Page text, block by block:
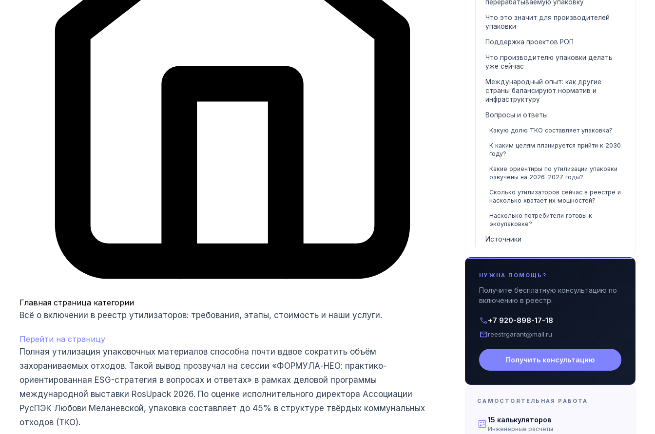
Главная страница категории
Всё о включении в реестр утилизаторов: требования, этапы, стоимость и наши услуги.
Перейти на страницу
Полная утилизация упаковочных материалов способна почти вдвое сократить объём
захораниваемых отходов. Такой вывод прозвучал на сессии «ФОРМУЛА-НЕО: практико-
ориентированная ESG-стратегия в вопросах и ответах» в рамках деловой программы
международной выставки RosUpack 2026. По оценке исполнительного директора Ассоциации
РусПЭК Любови Меланевской, упаковка составляет до 45% в структуре твёрдых коммунальных
отходов (ТКО).
перерабатываемую упаковку
Что это значит для производителей
упаковки
Поддержка проектов РОП
Что производителю упаковки делать
уже сейчас
Международный опыт: как другие
страны балансируют норматив и
инфраструктуру
Вопросы и ответы
Какую долю ТКО составляет упаковка?
К каким целям планируется прийти к 2030
году?
Какие ориентиры по утилизации упаковки
озвучены на 2026-2027 годы?
Сколько утилизаторов сейчас в реестре и
насколько хватает их мощностей?
Насколько потребители готовы к
экоупаковке?
Источники
НУЖНА ПОМОЩЬ?
Получите бесплатную консультацию по
включению в реестр.
call+7 920-898-17-18
mailreestrgarant@mail.ru
Получить консультацию
САМОСТОЯТЕЛЬНАЯ РАБОТА
calculate 15 калькуляторов
Инженерные расчёты